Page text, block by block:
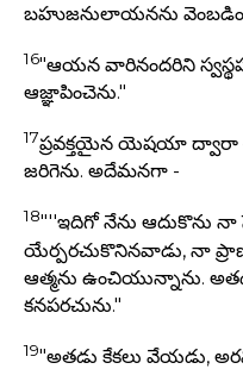
బహుజనులాయనను
16"ఆయన వారినందరిని
ఆజ్ఞాపించెను."
17ప్రవక్తయైన యెషయా ద్వారా
జరిగెను. అదేమనగా -
18"''ఇదిగో నేను ఆదుకొను నా
యేర్పరచుకొనినవాడు, నా
ఆత్మను ఉంచియున్నాను.
కనపరచును."
19"అతడు కేకలు వేయడు,